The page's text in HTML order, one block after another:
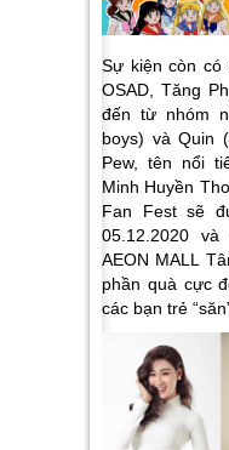
Sự kiện còn có
OSAD, Tăng
đến từ nhóm
boys) và Quin
Pew, tên nổi
Minh Huyền
Fan Festsẽ
05.12.2020
AEON MALL
phần quà cực
các bạn trẻ